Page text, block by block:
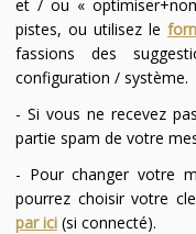
et / ou «
pistes, ou utilisez le
fassions des
configuration / système.
- Si vous ne recevez
partie spam de votre
- Pour changer votre
pourrez choisir votre
par ici(si connecté).